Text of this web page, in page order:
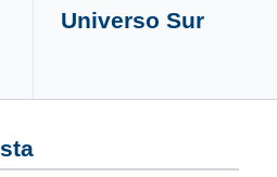
Universo Sur